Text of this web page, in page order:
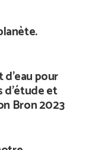
pour
d’étude et
Bron 2023